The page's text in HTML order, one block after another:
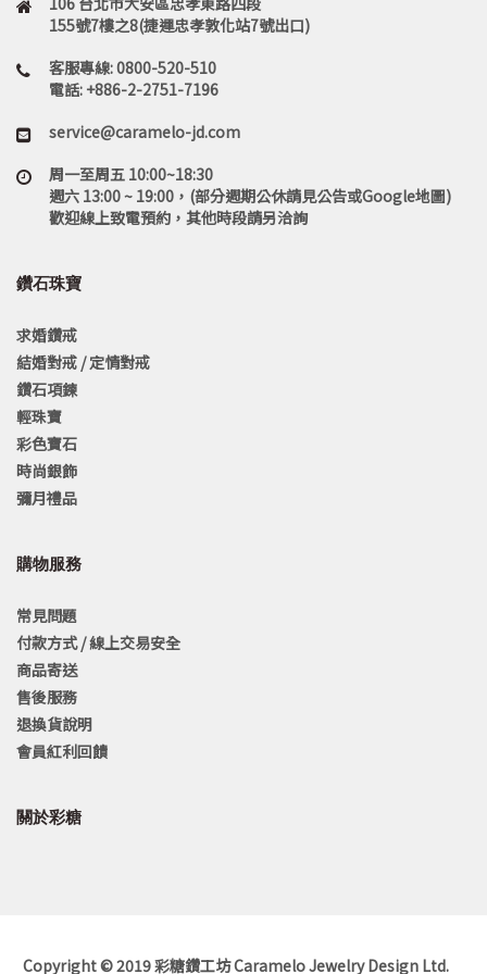
155號7樓之8(捷運忠孝敦化站7號出口)
客服專線: 0800-520-510
電話: +886-2-2751-7196
service@caramelo-jd.com
周一至周五 10:00~18:30
週六 13:00 ~ 19:00，(部分週期公休請見公告或Google地圖)
歡迎線上致電預約，其他時段請另洽詢
鑽石珠寶
求婚鑽戒
結婚對戒 / 定情對戒
鑽石項鍊
輕珠寶
彩色寶石
時尚銀飾
彌月禮品
購物服務
常見問題
付款方式 / 線上交易安全
商品寄送
售後服務
退換貨說明
會員紅利回饋
關於彩糖
Copyright © 2019 彩糖鑽工坊 Caramelo Jewelry Design Ltd.